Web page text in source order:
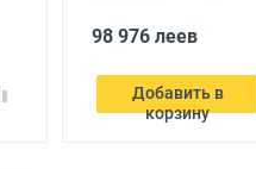
98 976 леев
Добавить в
корзину